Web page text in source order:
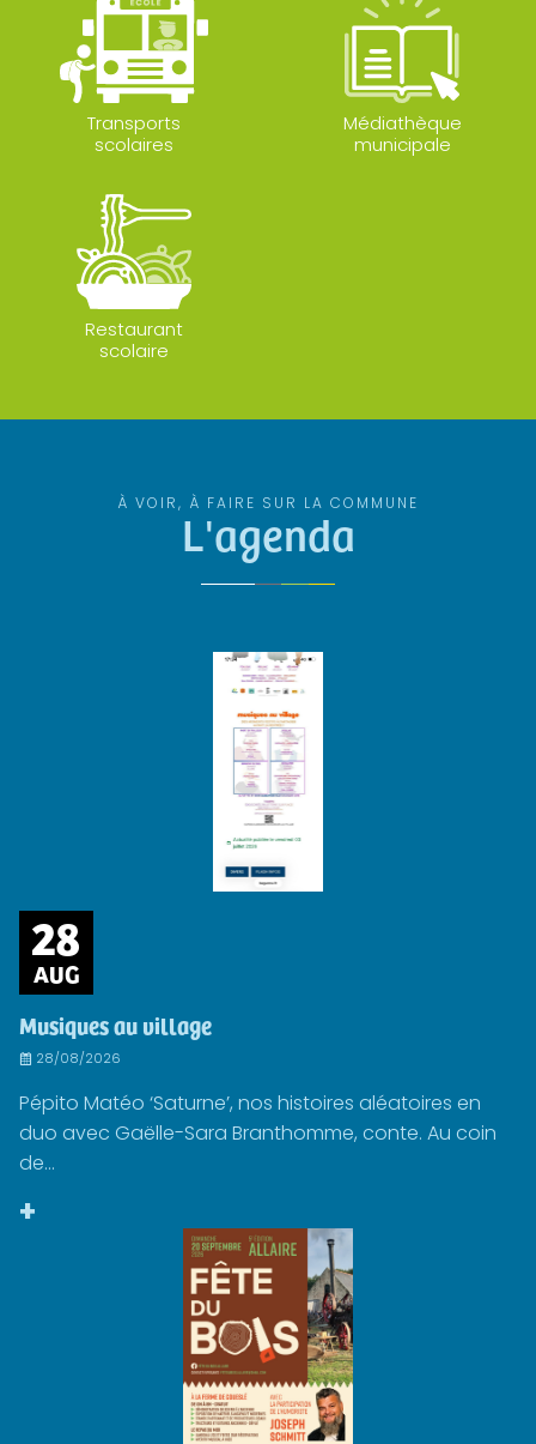
Transports
scolaires
Médiathèque
municipale
Restaurant
scolaire
À VOIR, À FAIRE SUR LA COMMUNE
L'agenda
28
AUG
Musiques au village
28/08/2026
Pépito Matéo ‘Saturne’, nos histoires aléatoires en
duo avec Gaëlle-Sara Branthomme, conte. Au coin
de...
+